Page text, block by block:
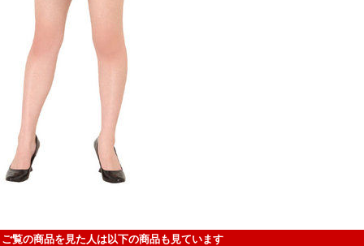
ご覧の商品を見た人は以下の商品も見ています